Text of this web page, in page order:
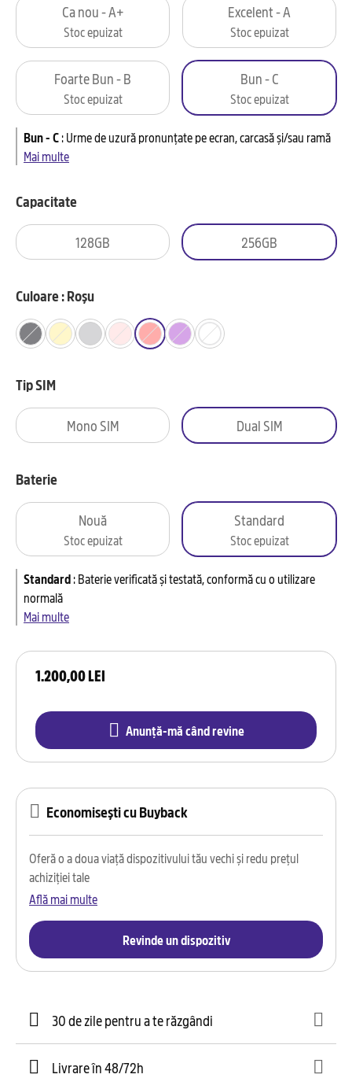
1.200,00 LEI
Anunță-mă când revine
Ca nou - A+
Stoc epuizat
Excelent - A
Stoc epuizat
Foarte Bun - B
Stoc epuizat
Bun - C
Stoc epuizat
Bun - C:Urme de uzură pronunțate pe ecran, carcasă și/sau ramă
Mai multe
Capacitate
128GB 256GB
Culoare : Roșu
Tip SIM
Mono SIM Dual SIM
Baterie
Nouă
Stoc epuizat
Standard
Stoc epuizat
Standard:Baterie verificată și testată, conformă cu o utilizare
normală
Mai multe
Economisești cu Buyback
Oferă o a doua viață dispozitivului tău vechi și redu prețul
achiziției tale
Află mai multe
Revinde un dispozitiv
30 de zile pentru a te răzgândi
Livrare în 48/72h